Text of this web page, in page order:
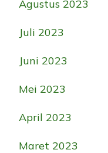
Agustus 2023
Juli 2023
Juni 2023
Mei 2023
April 2023
Maret 2023